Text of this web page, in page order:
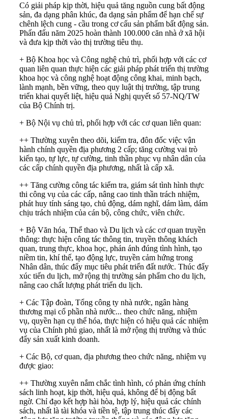
Có giải pháp kịp thời, hiệu quả tăng nguồn cung bất động
sản, đa dạng phân khúc, đa dạng sản phẩm để hạn chế sự
chênh lệch cung - cầu trong cơ cấu sản phẩm bất động sản.
Phấn đấu năm 2025 hoàn thành 100.000 căn nhà ở xã hội
và đưa kịp thời vào thị trường tiêu thụ.
+ Bộ Khoa học và Công nghệ chủ trì, phối hợp với các cơ
quan liên quan thực hiện các giải pháp phát triển thị trường
khoa học và công nghệ hoạt động công khai, minh bạch,
lành mạnh, bền vững, theo quy luật thị trường, tập trung
triển khai quyết liệt, hiệu quả Nghị quyết số 57-NQ/TW
của Bộ Chính trị.
+ Bộ Nội vụ chủ trì, phối hợp với các cơ quan liên quan:
++ Thường xuyên theo dõi, kiểm tra, đôn đốc việc vận
hành chính quyền địa phương 2 cấp; tăng cường vai trò
kiến tạo, tự lực, tự cường, tinh thần phục vụ nhân dân của
các cấp chính quyền địa phương, nhất là cấp xã.
++ Tăng cường công tác kiểm tra, giám sát tình hình thực
thi công vụ của các cấp, nâng cao tinh thần trách nhiệm,
phát huy tính sáng tạo, chủ động, dám nghĩ, dám làm, dám
chịu trách nhiệm của cán bộ, công chức, viên chức.
+ Bộ Văn hóa, Thể thao và Du lịch và các cơ quan truyền
thông: thực hiện công tác thông tin, truyền thông khách
quan, trung thực, khoa học, phản ánh đúng tình hình, tạo
niềm tin, khí thế, tạo động lực, truyền cảm hứng trong
Nhân dân, thúc đẩy mục tiêu phát triển đất nước. Thúc đẩy
xúc tiến du lịch, mở rộng thị trường sản phẩm cho du lịch,
nâng cao chất lượng phát triển du lịch.
+ Các Tập đoàn, Tổng công ty nhà nước, ngân hàng
thương mại cổ phần nhà nước... theo chức năng, nhiệm
vụ, quyền hạn cụ thể hóa, thực hiện có hiệu quả các nhiệm
vụ của Chính phủ giao, nhất là mở rộng thị trường và thúc
đẩy sản xuất kinh doanh.
+ Các Bộ, cơ quan, địa phương theo chức năng, nhiệm vụ
được giao:
++ Thường xuyên nắm chắc tình hình, có phản ứng chính
sách linh hoạt, kịp thời, hiệu quả, không để bị động bất
ngờ. Chỉ đạo kết hợp hài hòa, hợp lý, hiệu quả các chính
sách, nhất là tài khóa và tiền tệ, tập trung thúc đẩy các